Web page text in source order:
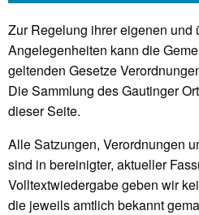
Zur Regelung ihrer eigenen und
Angelegenheiten kann die
geltenden Gesetze
Die Sammlung des Gautinger
dieser Seite.
Alle Satzungen, Verordnungen
sind in bereinigter, aktueller
Volltextwiedergabe geben wir
die jeweils amtlich bekannt